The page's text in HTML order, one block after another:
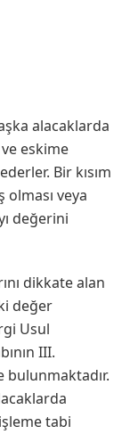
alacaklarda
eskime
Bir kısım
veya
değerini
dikkate alan
değer
Usul
III.
bulunmaktadır.
tabi